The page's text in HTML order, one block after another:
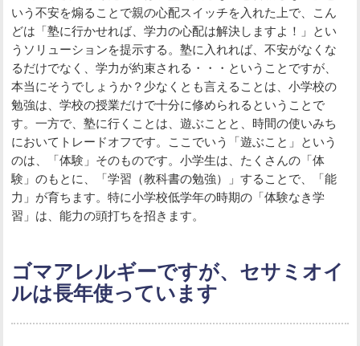
いう不安を煽ることで親の心配スイッチを入れた上で、こん
どは「塾に行かせれば、学力の心配は解決しますよ！」とい
うソリューションを提示する。塾に入れれば、不安がなくな
るだけでなく、学力が約束される・・・ということですが、
本当にそうでしょうか？少なくとも言えることは、小学校の
勉強は、学校の授業だけで十分に修められるということで
す。一方で、塾に行くことは、遊ぶことと、時間の使いみち
においてトレードオフです。ここでいう「遊ぶこと」という
のは、「体験」そのものです。小学生は、たくさんの「体
験」のもとに、「学習（教科書の勉強）」することで、「能
力」が育ちます。特に小学校低学年の時期の「体験なき学
習」は、能力の頭打ちを招きます。
ゴマアレルギーですが、セサミオイ
ルは長年使っています